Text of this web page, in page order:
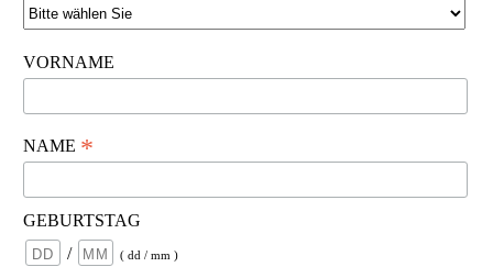
VORNAME
NAME *
GEBURTSTAG
/
( dd / mm )